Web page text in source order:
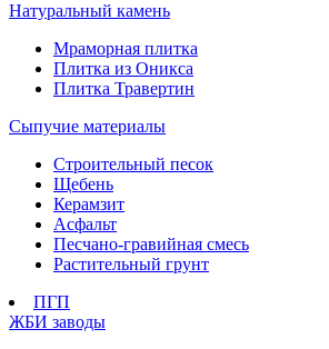
Натуральный камень
Мраморная плитка
Плитка из Оникса
Плитка Травертин
Сыпучие материалы
Строительный песок
Щебень
Керамзит
Асфальт
Песчано-гравийная смесь
Растительный грунт
ПГП
ЖБИ заводы